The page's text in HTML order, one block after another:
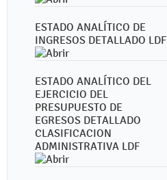
ESTADO ANALÍTICO DE
INGRESOS DETALLADO LDF
ESTADO ANALÍTICO DEL
EJERCICIO DEL
PRESUPUESTO DE
EGRESOS DETALLADO
CLASIFICACION
ADMINISTRATIVA LDF